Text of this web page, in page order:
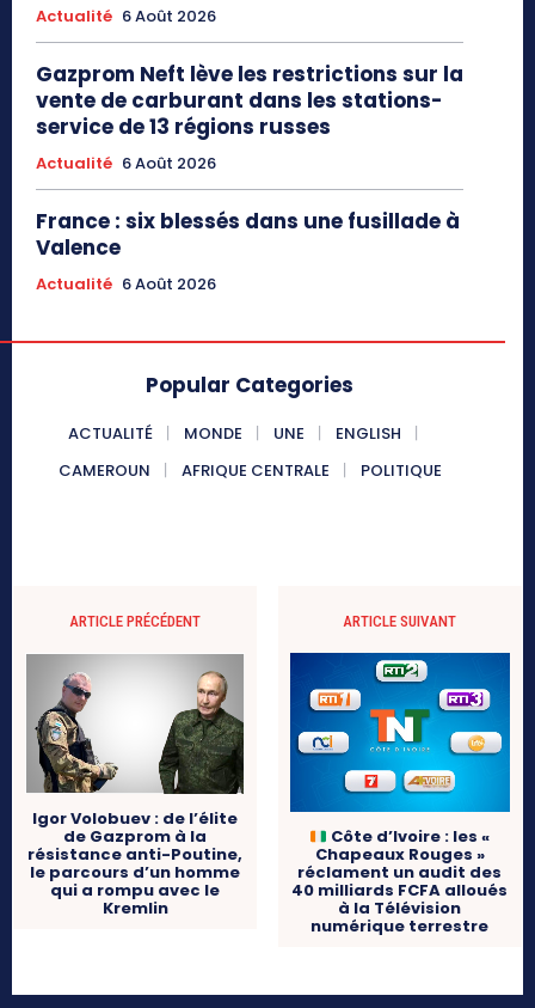
Actualité 6 Août 2026
Gazprom Neft lève les restrictions sur la
vente de carburant dans les stations-
service de 13 régions russes
Actualité 6 Août 2026
France : six blessés dans une fusillade à
Valence
Actualité 6 Août 2026
Popular Categories
ACTUALITÉ MONDE UNE
ENGLISH
CAMEROUN
AFRIQUE CENTRALE POLITIQUE
ARTICLE PRÉCÉDENT
Igor Volobuev : de l’élite
de Gazprom à la
résistance anti-Poutine,
le parcours d’un homme
qui a rompu avec le
Kremlin
ARTICLE SUIVANT
Côte d’Ivoire : les «
Chapeaux Rouges »
réclament un audit des
40 milliards FCFA alloués
à la Télévision
numérique terrestre